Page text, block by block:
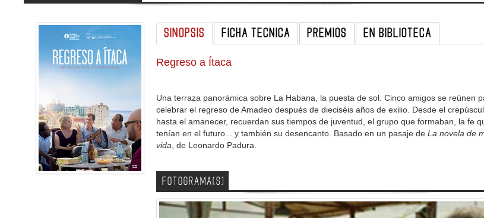
SINOPSIS FICHA TECNICA PREMIOS EN BIBLIOTECA
Regreso a Ítaca
Una terraza panorámica sobre La Habana, la puesta de sol. Cinco amigos se reúnen
celebrar el regreso de Amadeo después de dieciséis años de exilio. Desde el
hasta el amanecer, recuerdan sus tiempos de juventud, el grupo que formaban, la fe
tenían en el futuro... y también su desencanto. Basado en un pasaje deLa novela de
vida , de Leonardo Padura.
FOTOGRAMA(S)